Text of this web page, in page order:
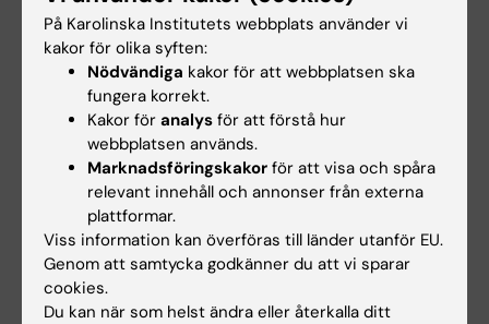
Skriftlig examination (tentamen).
Betygsätts U/G/VG.
Muntlig presentation av projektarbete.
Betygsätts U/G.
Skriftliga uppgifter ska lämnas in före slutet av
kursen enligt specifikation i schemat. För att
få godkänt på kursen (betyget G eller högre)
krävs minst godkänt på alla kursens moment.
För att få väl godkänt på kursen krävs betyget
väl godkänt på den skriftliga examinationen.
På Karolinska Institutets webbplats använder vi
kakor för olika syften:
Nödvändiga kakor för att webbplatsen ska
fungera korrekt.
Kakor för analys för att förstå hur
webbplatsen används.
Marknadsföringskakor för att visa och spåra
relevant innehåll och annonser från externa
plattformar.
Viss information kan överföras till länder utanför EU.
Genom att samtycka godkänner du att vi sparar
cookies.
Du kan när som helst ändra eller återkalla ditt